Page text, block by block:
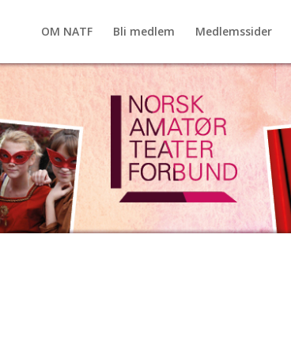
OM NATF Bli medlem Medlemssider